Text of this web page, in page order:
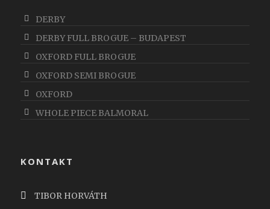
DERBY
DERBY FULL BROGUE – BUDAPEST
OXFORD FULL BROGUE
OXFORD SEMI BROGUE
OXFORD
WHOLE PIECE BALMORAL
KONTAKT
TIBOR HORVÁTH